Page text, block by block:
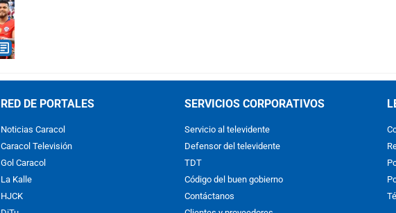
RED DE PORTALES
Noticias Caracol
Caracol Televisión
Gol Caracol
La Kalle
HJCK
SERVICIOS CORPORATIVOS
Servicio al televidente
Defensor del televidente
TDT
Código del buen gobierno
Contáctanos